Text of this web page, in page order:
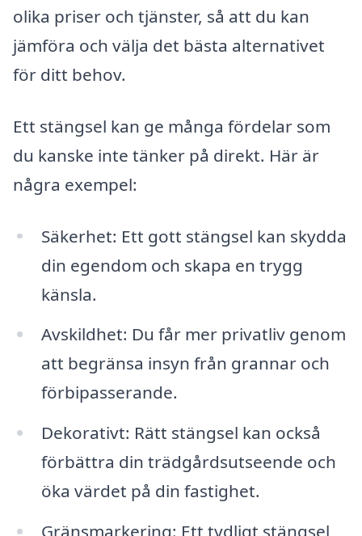
olika priser och tjänster, så att du kan
jämföra och välja det bästa alternativet
för ditt behov.
Ett stängsel kan ge många fördelar som
du kanske inte tänker på direkt. Här är
några exempel:
Säkerhet: Ett gott stängsel kan skydda
din egendom och skapa en trygg
känsla.
Avskildhet: Du får mer privatliv genom
att begränsa insyn från grannar och
förbipasserande.
Dekorativt: Rätt stängsel kan också
förbättra din trädgårdsutseende och
öka värdet på din fastighet.
Gränsmarkering: Ett tydligt stängsel